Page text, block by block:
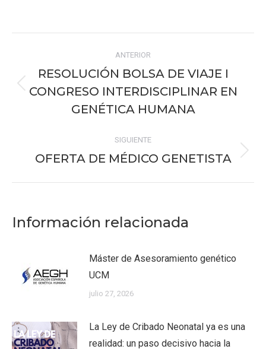
entre
publicaciones
ANTERIOR
Publicación
anterior:
RESOLUCIÓN BOLSA DE VIAJE I
CONGRESO INTERDISCIPLINAR EN
GENÉTICA HUMANA
SIGUIENTE
Publicación
OFERTA DE MÉDICO GENETISTA
Información relacionada
Máster de Asesoramiento genético
UCM
julio 27, 2026
La Ley de Cribado Neonatal ya es una
realidad: un paso decisivo hacia la